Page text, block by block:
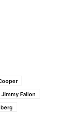
Jimmy Fallon